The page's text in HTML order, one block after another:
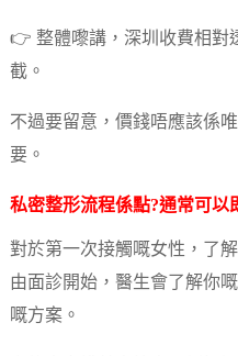
👉 整體嚟講，深圳收費相對
截。
不過要留意，價錢唔應該係
要。
私密整形流程係點?通常可以
對於第一次接觸嘅女性，了
由面診開始，醫生會了解你
嘅方案。